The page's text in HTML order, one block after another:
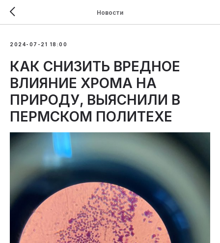
Новости
2024-07-21 18:00
КАК СНИЗИТЬ ВРЕДНОЕ
ВЛИЯНИЕ ХРОМА НА
ПРИРОДУ, ВЫЯСНИЛИ В
ПЕРМСКОМ ПОЛИТЕХЕ